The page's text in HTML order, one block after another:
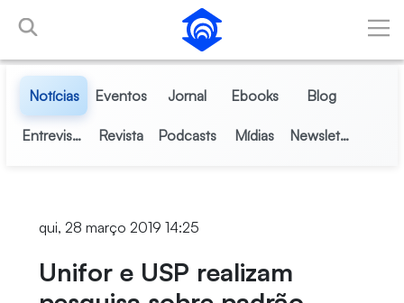
Pular para o Conteúdo principal
Notícias Eventos Jornal Ebooks Blog
Entrevistas Revista Podcasts Mídias Newsletter
qui, 28 março 2019 14:25
Unifor e USP realizam